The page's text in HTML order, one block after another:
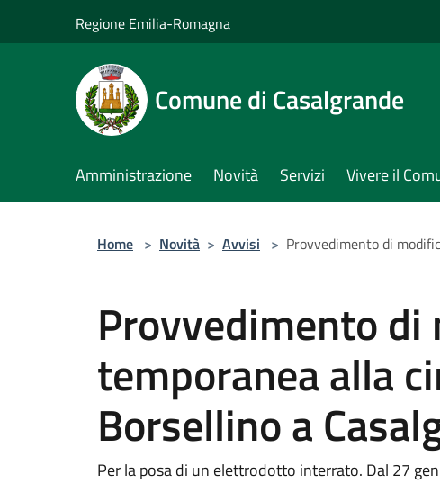
Regione Emilia-Romagna
Comune di Casalgrande
Amministrazione Novità Servizi Vivere il
Home > Novità > Avvisi > Provvedimento di
Provvedimento di
temporanea alla
Borsellino a
Per la posa di un elettrodotto interrato. Dal 27